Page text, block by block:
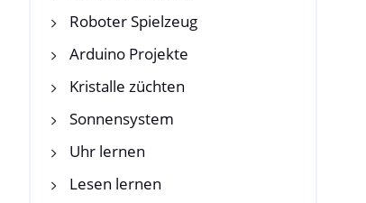
Roboter Spielzeug
Arduino Projekte
Kristalle züchten
Sonnensystem
Uhr lernen
Lesen lernen